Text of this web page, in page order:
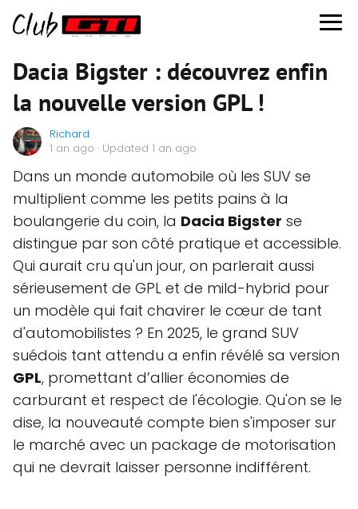
Dacia Bigster : découvrez enfin
la nouvelle version GPL !
Richard
1 an ago · Updated 1 an ago
Dans un monde automobile où les SUV se
multiplient comme les petits pains à la
boulangerie du coin, la Dacia Bigster se
distingue par son côté pratique et accessible.
Qui aurait cru qu'un jour, on parlerait aussi
sérieusement de GPL et de mild-hybrid pour
un modèle qui fait chavirer le cœur de tant
d'automobilistes ? En 2025, le grand SUV
suédois tant attendu a enfin révélé sa version
GPL, promettant d’allier économies de
carburant et respect de l'écologie. Qu'on se le
dise, la nouveauté compte bien s'imposer sur
le marché avec un package de motorisation
qui ne devrait laisser personne indifférent.